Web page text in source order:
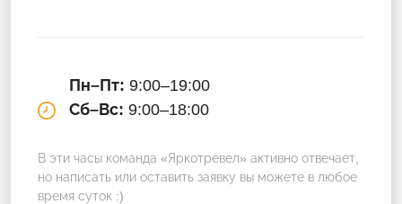
Пн–Пт: 9:00–19:00
Сб–Вс: 9:00–18:00
В эти часы команда «Яркотревел» активно отвечает,
но написать или оставить заявку вы можете в любое
время суток :)